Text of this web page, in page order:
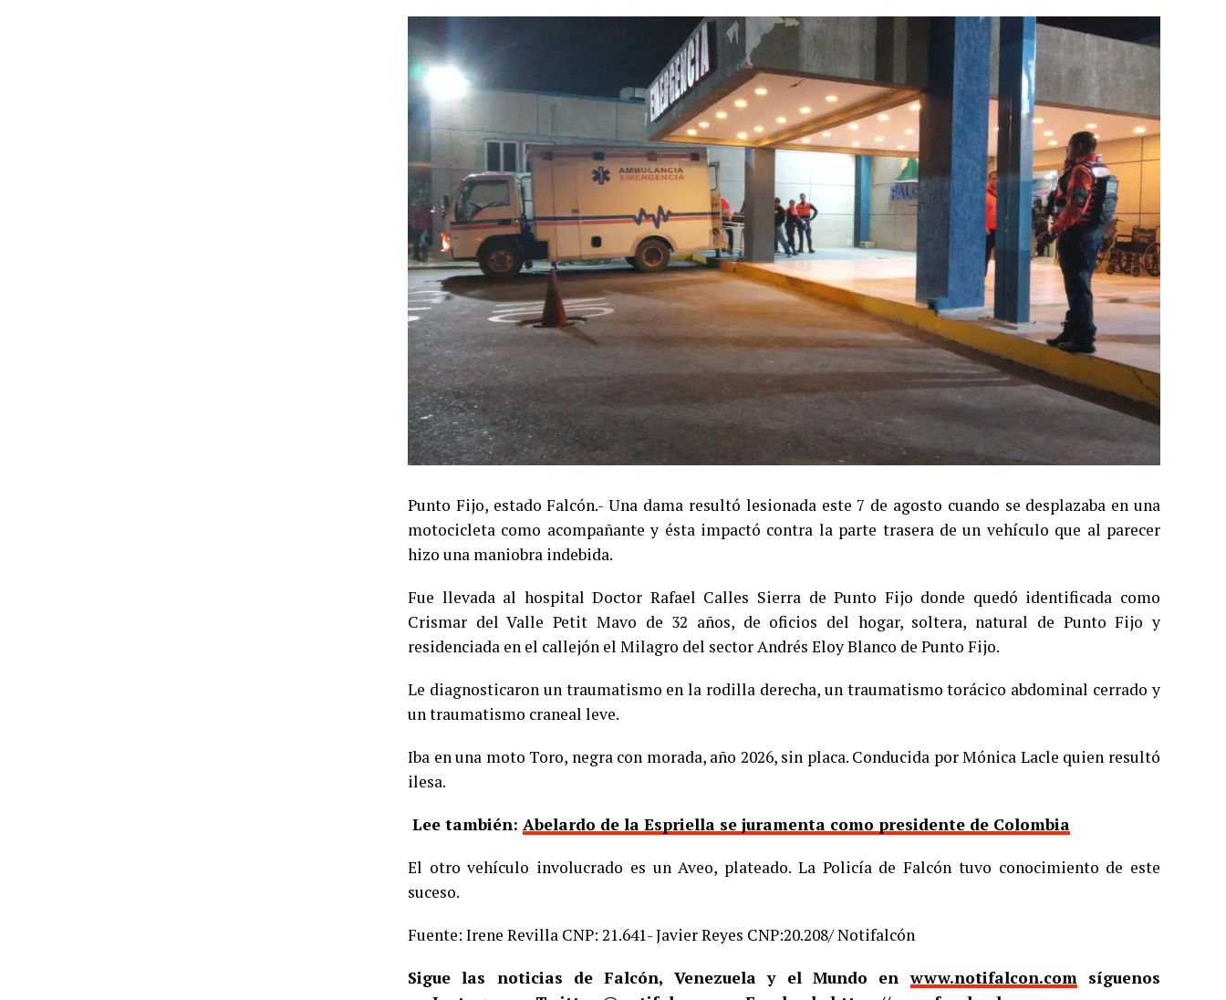
Punto Fijo, estado Falcón.- Una dama resultó lesionada este 7 de agosto cuando se desplazaba en una
motocicleta como acompañante y ésta impactó contra la parte trasera de un vehículo que al parecer
hizo una maniobra indebida.
Fue llevada al hospital Doctor Rafael Calles Sierra de Punto Fijo donde quedó identificada como
Crismar del Valle Petit Mavo de 32 años, de oficios del hogar, soltera, natural de Punto Fijo y
residenciada en el callejón el Milagro del sector Andrés Eloy Blanco de Punto Fijo.
Le diagnosticaron un traumatismo en la rodilla derecha, un traumatismo torácico abdominal cerrado y
un traumatismo craneal leve.
Iba en una moto Toro, negra con morada, año 2026, sin placa. Conducida por Mónica Lacle quien resultó
ilesa.
Lee también: Abelardo de la Espriella se juramenta como presidente de Colombia
El otro vehículo involucrado es un Aveo, plateado. La Policía de Falcón tuvo conocimiento de este
suceso.
Fuente: Irene Revilla CNP: 21.641- Javier Reyes CNP:20.208/ Notifalcón
Sigue las noticias de Falcón, Venezuela y el Mundo enwww.notifalcon.comsíguenos